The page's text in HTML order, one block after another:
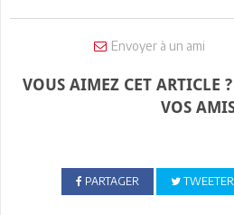
Envoyer à un ami
VOUS AIMEZ CET ARTICLE
VOS
PARTAGER TWEETER